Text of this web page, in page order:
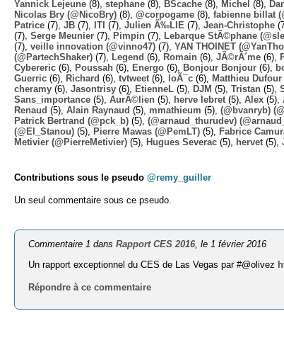
Yannick Lejeune (8), stephane (8), BScache (8), Michel (8),
Nicolas Bry (@NicoBry) (8), @corpogame (8), fabienne billat
Patrice (7), JB (7), ITI (7), Julien Ã‰LIE (7), Jean-Christophe
(7), Serge Meunier (7), Pimpin (7), Lebarque StÃ©phane
(7), veille innovation (@vinno47) (7), YAN THOINET
(@PartechShaker) (7), Legend (6), Romain (6), JÃ©rÃ´me (6),
Cybereric (6), Poussah (6), Energo (6), Bonjour Bonjour (6),
Guerric (6), Richard (6), tvtweet (6), loÃ¯c (6), Matthieu
cheramy (6), Jasontrisy (6), EtienneL (5), DJM (5), Tristan (5),
Sans_importance (5), AurÃ©lien (5), herve lebret (5), Alex (5),
Renaud (5), Alain Raynaud (5), mmathieum (5), (@bvanryb)
Patrick Bertrand (@pck_b) (5), (@arnaud_thurudev)
(@El_Stanou) (5), Pierre Mawas (@PemLT) (5), Fabrice
Metivier (@PierreMetivier) (5), Hugues Severac (5), hervet (5),
Contributions sous le pseudo @remy_guiller
Un seul commentaire sous ce pseudo.
Commentaire 1 dansRapport CES 2016 , le 1 février 2016
Un rapport exceptionnel du CES de Las Vegas par #@olivez
Répondre à ce commentaire